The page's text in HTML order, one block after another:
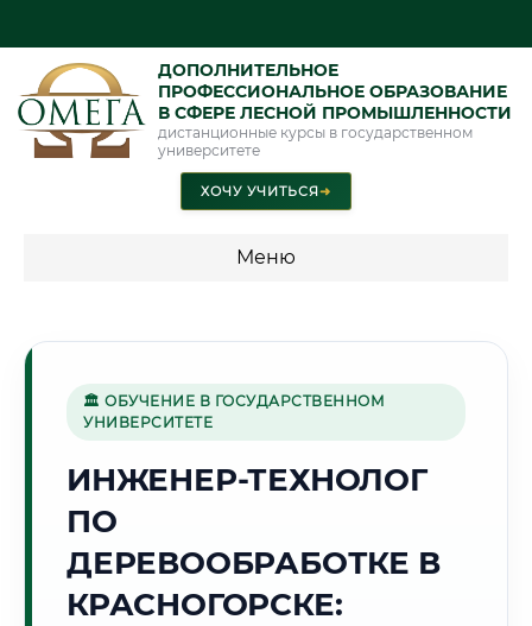
ДОПОЛНИТЕЛЬНОЕ
ПРОФЕССИОНАЛЬНОЕ ОБРАЗОВАНИЕ
В СФЕРЕ ЛЕСНОЙ ПРОМЫШЛЕННОСТИ
дистанционные курсы в государственном
университете
ХОЧУ УЧИТЬСЯ➜
Меню
промышленность"
🏢
Точное местное время:
22:08:18
🏛 ОБУЧЕНИЕ В ГОСУДАРСТВЕННОМ
УНИВЕРСИТЕТЕ
ИНЖЕНЕР-ТЕХНОЛОГ
ПО
ДЕРЕВООБРАБОТКЕ В
КРАСНОГОРСКЕ: